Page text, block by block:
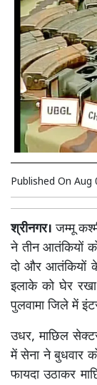
Published On Aug
श्रीनगर। जम्मू
ने तीन आतंकियों
दो और आतंकियों
इलाके को घेर
पुलवामा जिले में
उधर, माछिल
में सेना ने बुधवार
फायदा उठाकर